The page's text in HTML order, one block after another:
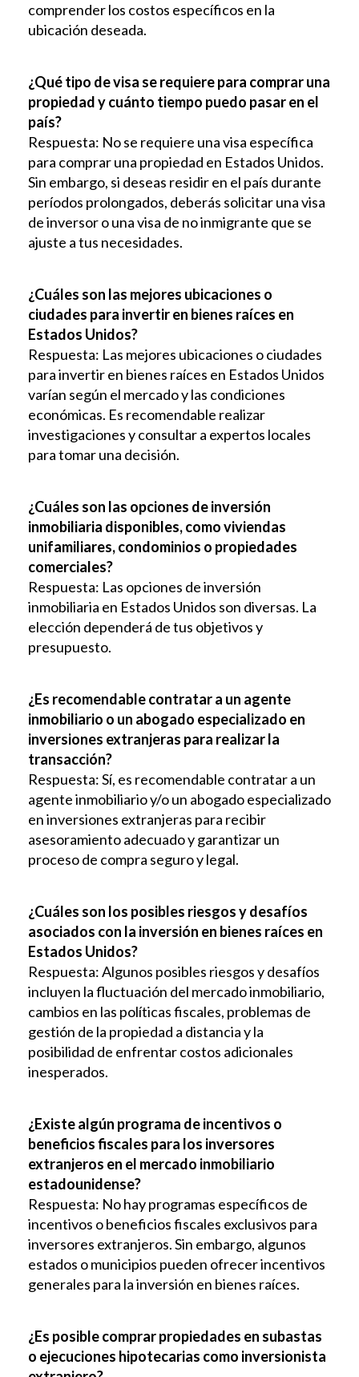
comprender los costos específicos en la
ubicación deseada.
¿Qué tipo de visa se requiere para comprar una
propiedad y cuánto tiempo puedo pasar en el
país?
Respuesta: No se requiere una visa específica
para comprar una propiedad en Estados Unidos.
Sin embargo, si deseas residir en el país durante
períodos prolongados, deberás solicitar una visa
de inversor o una visa de no inmigrante que se
ajuste a tus necesidades.
¿Cuáles son las mejores ubicaciones o
ciudades para invertir en bienes raíces en
Estados Unidos?
Respuesta: Las mejores ubicaciones o ciudades
para invertir en bienes raíces en Estados Unidos
varían según el mercado y las condiciones
económicas. Es recomendable realizar
investigaciones y consultar a expertos locales
para tomar una decisión.
¿Cuáles son las opciones de inversión
inmobiliaria disponibles, como viviendas
unifamiliares, condominios o propiedades
comerciales?
Respuesta: Las opciones de inversión
inmobiliaria en Estados Unidos son diversas. La
elección dependerá de tus objetivos y
presupuesto.
¿Es recomendable contratar a un agente
inmobiliario o un abogado especializado en
inversiones extranjeras para realizar la
transacción?
Respuesta: Sí, es recomendable contratar a un
agente inmobiliario y/o un abogado especializado
en inversiones extranjeras para recibir
asesoramiento adecuado y garantizar un
proceso de compra seguro y legal.
¿Cuáles son los posibles riesgos y desafíos
asociados con la inversión en bienes raíces en
Estados Unidos?
Respuesta: Algunos posibles riesgos y desafíos
incluyen la fluctuación del mercado inmobiliario,
cambios en las políticas fiscales, problemas de
gestión de la propiedad a distancia y la
posibilidad de enfrentar costos adicionales
inesperados.
¿Existe algún programa de incentivos o
beneficios fiscales para los inversores
extranjeros en el mercado inmobiliario
estadounidense?
Respuesta: No hay programas específicos de
incentivos o beneficios fiscales exclusivos para
inversores extranjeros. Sin embargo, algunos
estados o municipios pueden ofrecer incentivos
generales para la inversión en bienes raíces.
¿Es posible comprar propiedades en subastas
o ejecuciones hipotecarias como inversionista